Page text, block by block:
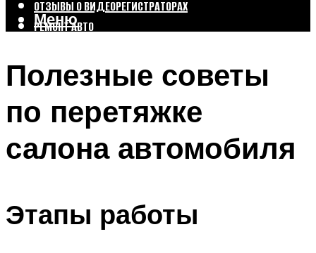
ОТЗЫВЫ О ВИДЕОРЕГИСТРАТОРАХ
РЕМОНТ АВТО
Меню
Полезные советы
по перетяжке
салона автомобиля
Этапы работы